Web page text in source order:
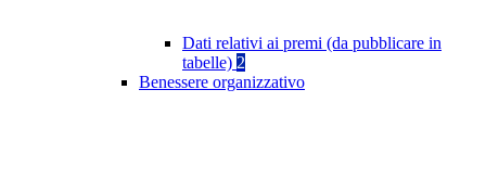
Dati relativi ai premi (da pubblicare in
tabelle) 2
Benessere organizzativo